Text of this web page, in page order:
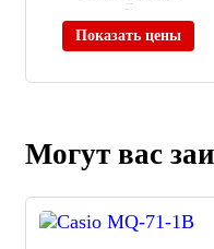
Показать цены
Могут вас